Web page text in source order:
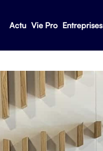
Actu Vie Pro Entreprises